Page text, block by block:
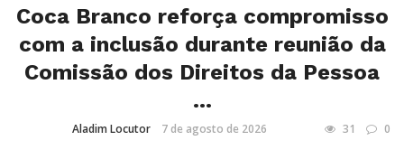
Coca Branco reforça compromisso
com a inclusão durante reunião da
Comissão dos Direitos da Pessoa
...
Aladim Locutor 7 de agosto de 2026 31 0